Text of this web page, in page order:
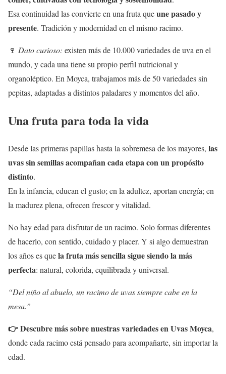
Esa continuidad las convierte en una fruta queune pasado y
presente. Tradición y modernidad en el mismo racimo.
🍷 Dato curioso: existen más de 10.000 variedades de uva en el
mundo, y cada una tiene su propio perfil nutricional y
organoléptico. En Moyca, trabajamos más de 50 variedades sin
pepitas, adaptadas a distintos paladares y momentos del año.
Una fruta para toda la vida
Desde las primeras papillas hasta la sobremesa de los mayores, las
uvas sin semillas acompañan cada etapa con un propósito
distinto.
En la infancia, educan el gusto; en la adultez, aportan energía; en
la madurez plena, ofrecen frescor y vitalidad.
No hay edad para disfrutar de un racimo. Solo formas diferentes
de hacerlo, con sentido, cuidado y placer. Y si algo demuestran
los años es quela fruta más sencilla sigue siendo la más
perfecta: natural, colorida, equilibrada y universal.
“Del niño al abuelo, un racimo de uvas siempre cabe en la
mesa.”
👉Descubre más sobre nuestras variedades en Uvas Moyca,
donde cada racimo está pensado para acompañarte, sin importar la
edad.